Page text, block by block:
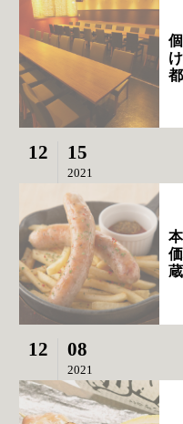
12 15
2021
12 08
2021